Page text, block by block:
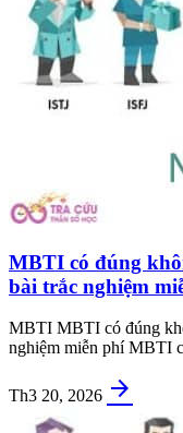
MBTI có đúng
bài trắc nghiệm
MBTI MBTI có đúng
nghiệm miễn phí MBTI
Th3 20, 2026 arrow_forward